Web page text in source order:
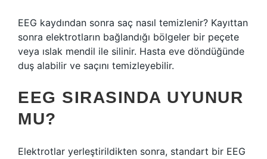
EEG kaydından sonra saç nasıl temizlenir? Kayıttan
sonra elektrotların bağlandığı bölgeler bir peçete
veya ıslak mendil ile silinir. Hasta eve döndüğünde
duş alabilir ve saçını temizleyebilir.
EEG SIRASINDA UYUNUR
MU?
Elektrotlar yerleştirildikten sonra, standart bir EEG